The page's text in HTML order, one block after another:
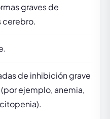
graves de
cerebro.
de inhibición grave
ejemplo, anemia,